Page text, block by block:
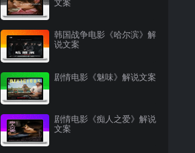
韩国战争电影《哈尔滨》解
说文案
剧情电影《魅味》解说文案
剧情电影《痴人之爱》解说
文案